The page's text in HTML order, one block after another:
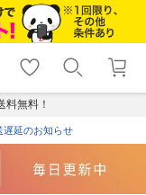
shopping_cart lock_outline
ログイン
無料！
遅延のお知らせ